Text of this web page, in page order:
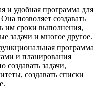
и удобная программа для
позволяет создавать
им сроки выполнения,
задачи и многое другое.
программа
и планирования
задачи,
создавать списки